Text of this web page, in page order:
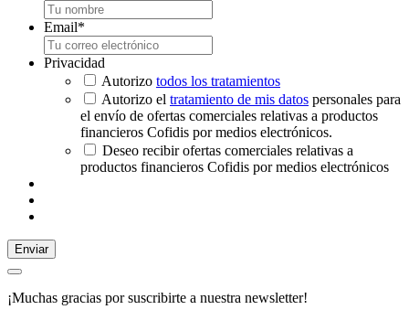
Email*
Privacidad
Autorizo todos los tratamientos
Autorizo el tratamiento de mis datos personales para
el envío de ofertas comerciales relativas a productos
financieros Cofidis por medios electrónicos.
Deseo recibir ofertas comerciales relativas a
productos financieros Cofidis por medios electrónicos
Enviar
¡Muchas gracias por suscribirte a nuestra newsletter!